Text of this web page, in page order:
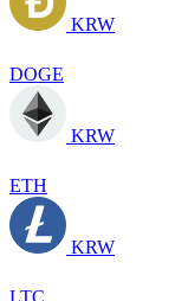
KRW
DOGE
KRW
ETH
KRW